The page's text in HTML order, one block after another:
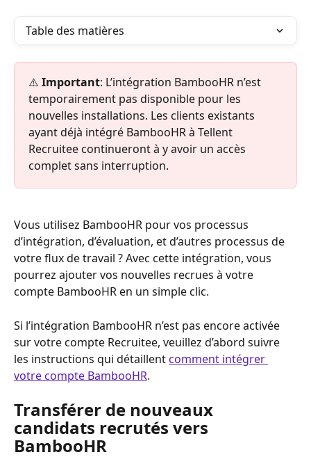
Table des matières
⚠️ Important: L’intégration BambooHR n’est
temporairement pas disponible pour les
nouvelles installations. Les clients existants
ayant déjà intégré BambooHR à Tellent
Recruitee continueront à y avoir un accès
complet sans interruption.
Vous utilisez BambooHR pour vos processus
d’intégration, d’évaluation, et d’autres processus de
votre flux de travail ? Avec cette intégration, vous
pourrez ajouter vos nouvelles recrues à votre
compte BambooHR en un simple clic.
Si l’intégration BambooHR n’est pas encore activée
sur votre compte Recruitee, veuillez d’abord suivre
les instructions qui détaillent comment intégrer
votre compte BambooHR.
Transférer de nouveaux
candidats recrutés vers
BambooHR